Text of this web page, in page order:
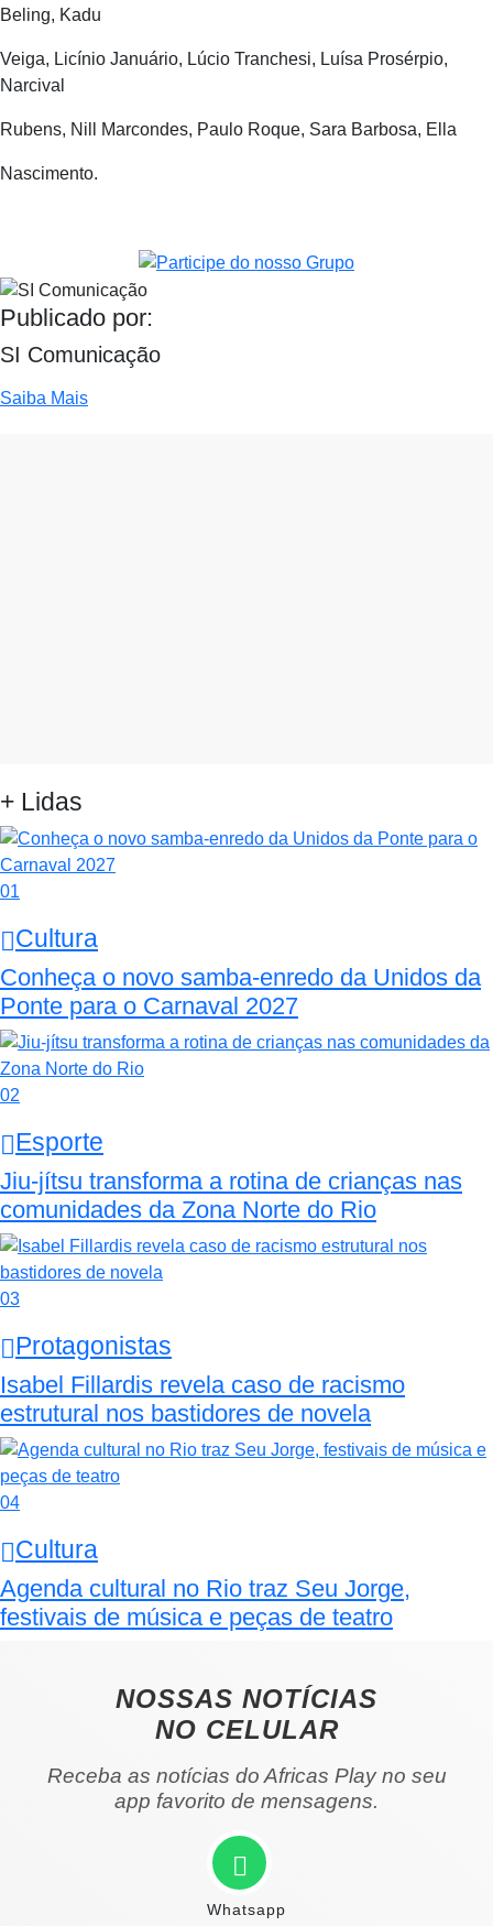
Beling, Kadu
Veiga, Licínio Januário, Lúcio Tranchesi, Luísa Prosérpio,
Narcival
Rubens, Nill Marcondes, Paulo Roque, Sara Barbosa, Ella
Nascimento.
Publicado por:
SI Comunicação
Saiba Mais
+ Lidas
01
Cultura
Conheça o novo samba-enredo da Unidos da
Ponte para o Carnaval 2027
02
Esporte
Jiu-jítsu transforma a rotina de crianças nas
comunidades da Zona Norte do Rio
03
Protagonistas
Isabel Fillardis revela caso de racismo
estrutural nos bastidores de novela
04
Cultura
Agenda cultural no Rio traz Seu Jorge,
festivais de música e peças de teatro
NOSSAS NOTÍCIAS
NO CELULAR
Receba as notícias do Africas Play no seu
app favorito de mensagens.
Whatsapp